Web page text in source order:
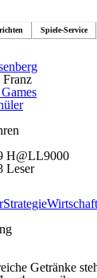
Spiele-Service
Franz
H@LL9000
Leser
StrategieWirtschaft
Getränke